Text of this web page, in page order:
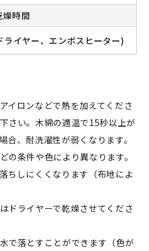
燥時間
イヤー、エンボスヒーター)
イロンなどで熱を加えてくださ
さい。木綿の適温で15秒以上が
合、耐洗濯性が弱くなります。
の条件や色により異なります。
ちしにくくなります（布地によ
ドライヤーで乾燥させてくださ
で落とすことができます（色が